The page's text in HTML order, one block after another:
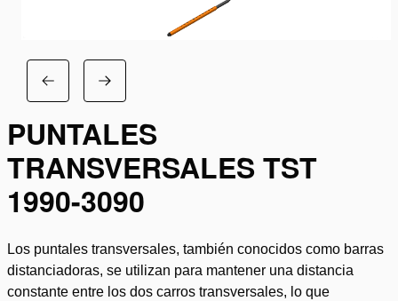
PUNTALES
TRANSVERSALES TST
1990-3090
Los puntales transversales, también conocidos como barras
distanciadoras, se utilizan para mantener una distancia
constante entre los dos carros transversales, lo que